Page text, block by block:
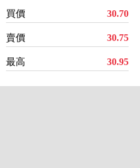
買價 30.70
賣價 30.75
最高 30.95